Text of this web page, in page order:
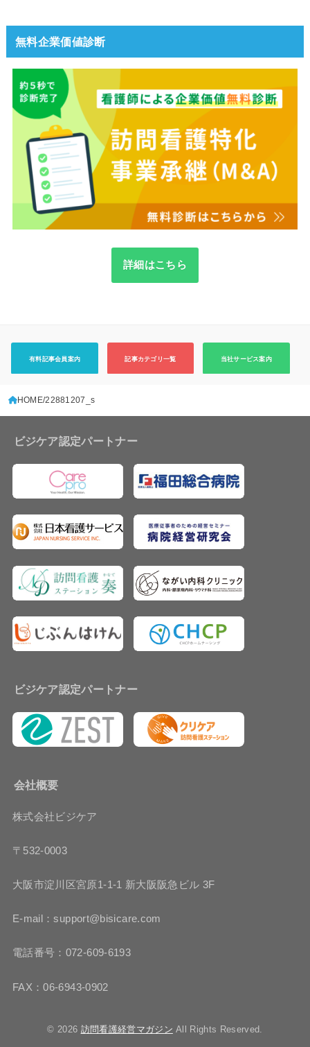
無料企業価値診断
詳細はこちら
有料記事会員案内 記事カテゴリ一覧 当社サービス案内
HOME 22881207_s
ビジケア認定パートナー
ビジケア認定パートナー
会社概要
株式会社ビジケア
〒532-0003
大阪市淀川区宮原1-1-1 新大阪阪急ビル 3F
E-mail：support@bisicare.com
電話番号：072-609-6193
FAX：06-6943-0902
© 2026 訪問看護経営マガジン All Rights Reserved.